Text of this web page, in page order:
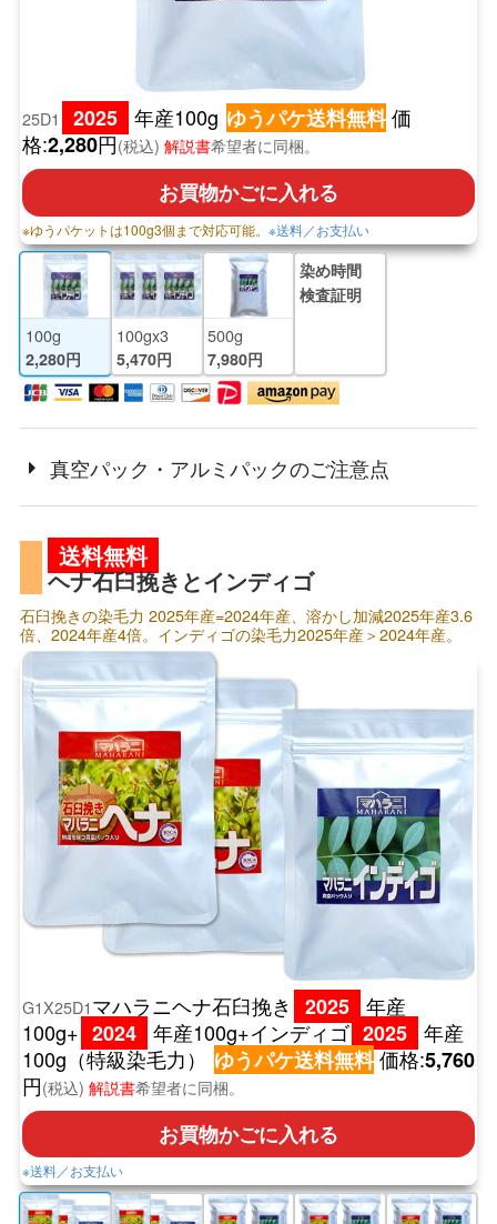
25D1 2025 年産100g ゆうパケ送料無料価
格:2,280円(税込) 解説書希望者に同梱。
お買物かごに入れる
※ゆうパケットは100g3個まで対応可能。 ※送料／お支払い
100g
2,280円
100gx3
5,470円
500g
7,980円
染め時間
検査証明
真空パック・アルミパックのご注意点
送料無料
ヘナ石臼挽きとインディゴ
石臼挽きの染毛力 2025年産=2024年産、溶かし加減2025年産3.6
倍、2024年産4倍。インディゴの染毛力2025年産＞2024年産。
G1X25D1マハラニヘナ石臼挽き 2025 年産
100g+ 2024 年産100g+インディゴ 2025 年産
100g（特級染毛力）
ゆうパケ送料無料価格:5,760
円(税込) 解説書希望者に同梱。
お買物かごに入れる
※送料／お支払い